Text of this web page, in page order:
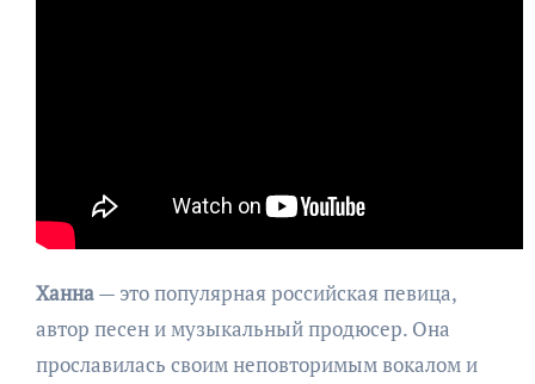
Ханна— это популярная российская певица,
автор песен и музыкальный продюсер. Она
прославилась своим неповторимым вокалом и